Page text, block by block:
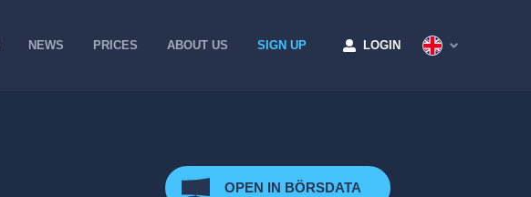
NEWS PRICES ABOUT US SIGN UP LOGIN
OPEN IN BÖRSDATA